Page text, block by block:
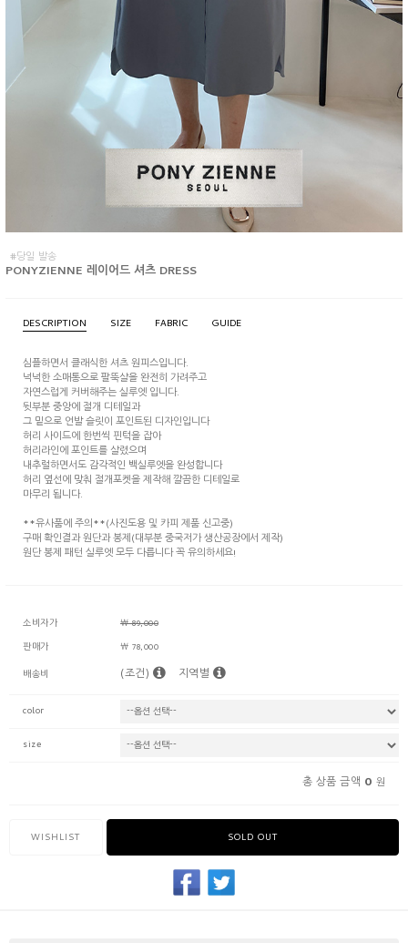
#당일 발송
PONYZIENNE 레이어드 셔츠 DRESS
DESCRIPTION SIZE FABRIC GUIDE
심플하면서 클래식한 셔츠 원피스입니다.
넉넉한 소매통으로 팔뚝살을 완전히 가려주고
자연스럽게 커버해주는 실루엣 입니다.
뒷부분 중앙에 절개 디테일과
그 밑으로 언발 슬릿이 포인트된 디자인입니다
허리 사이드에 한번씩 핀턱을 잡아
허리라인에 포인트를 살렸으며
내추럴하면서도 감각적인 백실루엣을 완성합니다
허리 옆선에 맞춰 절개포켓을 제작해 깔끔한 디테일로
마무리 됩니다.
**유사품에 주의**(사진도용 및 카피 제품 신고중)
구매 확인결과 원단과 봉제(대부분 중국저가 생산공장에서 제작)
원단 봉제 패턴 실루엣 모두 다릅니다 꼭 유의하세요!
소비자가
￦ 89,000
판매가
￦ 78,000
배송비
(조건) 지역별
color
size
총 상품 금액 0 원
WISHLIST SOLD OUT